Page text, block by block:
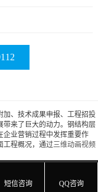
加、技术成果申报、工程招投
带来了巨大的动力。钢结构层
企业营销过程中发挥重要作
工程概况，通过三维动画视频
短信咨询 QQ咨询